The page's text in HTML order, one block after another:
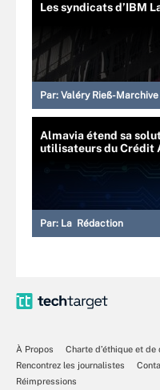
Les syndicats d’IBM
Par: Valéry Rieß-Marchive
Almavia étend sa
utilisateurs du Crédit
Par: La Rédaction
À Propos
Charte d’éthique et de
Rencontrez les journalistes
Réimpressions